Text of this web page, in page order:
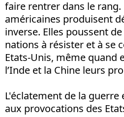
faire rentrer dans le rang.
américaines produisent
inverse. Elles poussent
nations à résister et à se
Etats-Unis, même quand
l’Inde et la Chine leurs
L'éclatement de la guerre
aux provocations des